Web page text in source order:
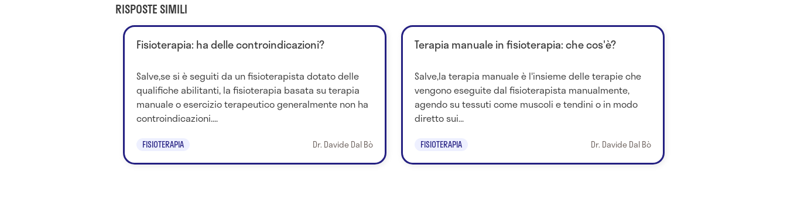
RISPOSTE SIMILI
Fisioterapia: ha delle controindicazioni?
Salve,se si è seguiti da un fisioterapista dotato delle
qualifiche abilitanti, la fisioterapia basata su terapia
manuale o esercizio terapeutico generalmente non ha
controindicazioni....
FISIOTERAPIA Dr. Davide Dal Bò
Terapia manuale in fisioterapia: che cos'è?
Salve,la terapia manuale è l'insieme delle terapie che
vengono eseguite dal fisioterapista manualmente,
agendo su tessuti come muscoli e tendini o in modo
diretto sui...
FISIOTERAPIA Dr. Davide Dal Bò